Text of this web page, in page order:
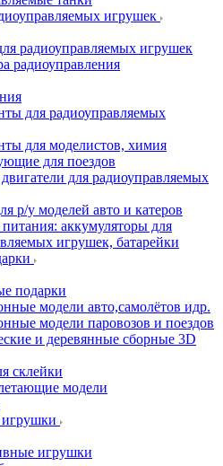
игрушек
радиоуправляемых игрушек
радиоуправления
для радиоуправляемых
для моделистов, химия
для поездов
для радиоуправляемых
р/у моделей авто и катеров
аккумуляторы для
игрушек, батарейки
подарки
модели авто,самолётов идр.
модели паровозов и поездов
и деревянные сборные 3D
склейки
модели
игрушки